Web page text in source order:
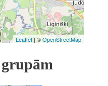
Leaflet| ©OpenStreetMap